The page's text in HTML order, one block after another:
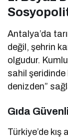
Antalya’da
değil, şehrin
olgudur.
sahil
denizden”
Gıda
Türkiye’de